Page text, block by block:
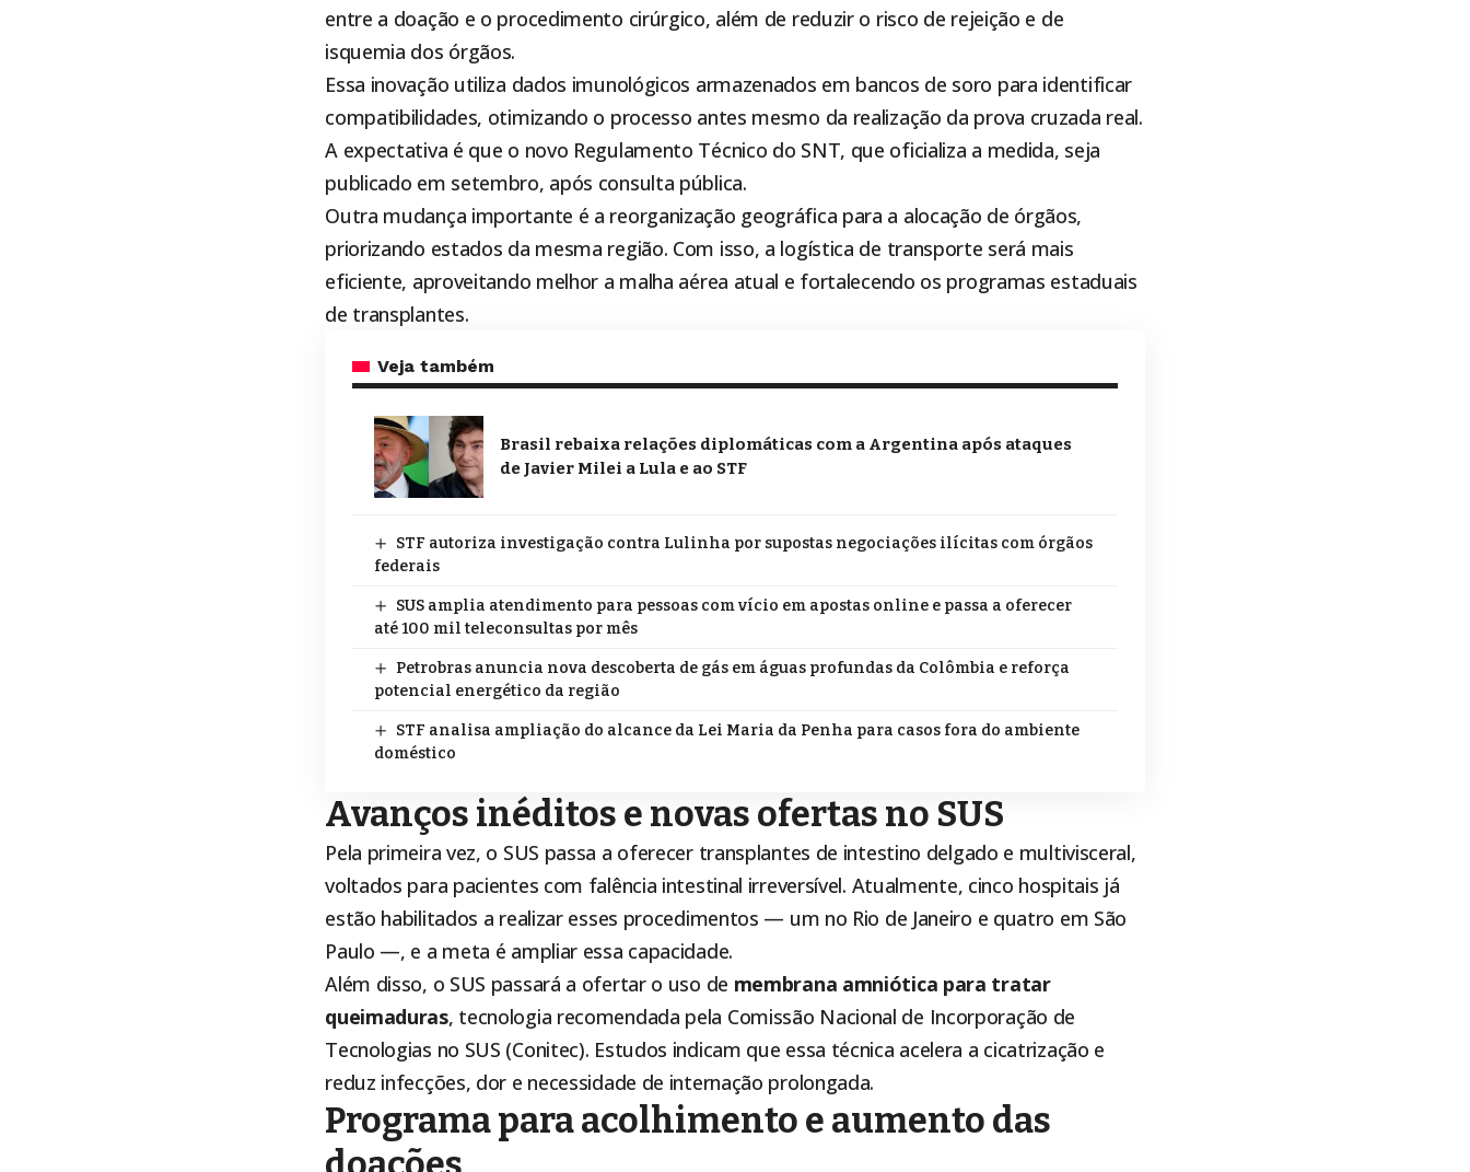
entre a doação e o procedimento cirúrgico, além de reduzir o risco de rejeição e de
isquemia dos órgãos.
Essa inovação utiliza dados imunológicos armazenados em bancos de soro para identificar
compatibilidades, otimizando o processo antes mesmo da realização da prova cruzada real.
A expectativa é que o novo Regulamento Técnico do SNT, que oficializa a medida, seja
publicado em setembro, após consulta pública.
Outra mudança importante é a reorganização geográfica para a alocação de órgãos,
priorizando estados da mesma região. Com isso, a logística de transporte será mais
eficiente, aproveitando melhor a malha aérea atual e fortalecendo os programas estaduais
de transplantes.
Veja também
Brasil rebaixa relações diplomáticas com a Argentina após ataques
de Javier Milei a Lula e ao STF
STF autoriza investigação contra Lulinha por supostas negociações ilícitas com órgãos
federais
SUS amplia atendimento para pessoas com vício em apostas online e passa a oferecer
até 100 mil teleconsultas por mês
Petrobras anuncia nova descoberta de gás em águas profundas da Colômbia e reforça
potencial energético da região
STF analisa ampliação do alcance da Lei Maria da Penha para casos fora do ambiente
doméstico
Avanços inéditos e novas ofertas no SUS
Pela primeira vez, o SUS passa a oferecer transplantes de intestino delgado e multivisceral,
voltados para pacientes com falência intestinal irreversível. Atualmente, cinco hospitais já
estão habilitados a realizar esses procedimentos — um no Rio de Janeiro e quatro em São
Paulo —, e a meta é ampliar essa capacidade.
Além disso, o SUS passará a ofertar o uso de membrana amniótica para tratar
queimaduras, tecnologia recomendada pela Comissão Nacional de Incorporação de
Tecnologias no SUS (Conitec). Estudos indicam que essa técnica acelera a cicatrização e
reduz infecções, dor e necessidade de internação prolongada.
Programa para acolhimento e aumento das